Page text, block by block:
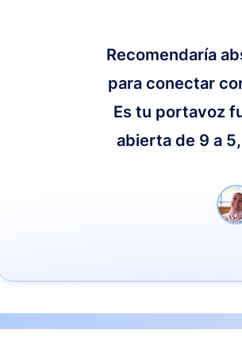
Recomendaría
para conectar
Es tu portavoz
abierta de 9 a